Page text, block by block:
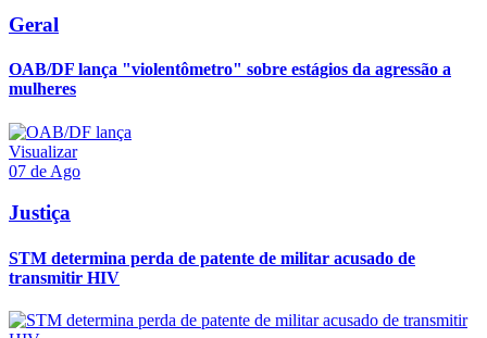
Geral
OAB/DF lança "violentômetro" sobre estágios da agressão a
mulheres
Visualizar
07 de Ago
Justiça
STM determina perda de patente de militar acusado de
transmitir HIV